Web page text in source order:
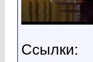
Ссылки: